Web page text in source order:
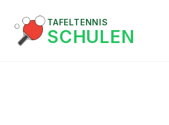
TAFELTENNIS
SCHULEN